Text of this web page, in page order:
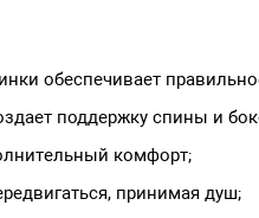
обеспечивает
поддержку спины и
комфорт;
принимая душ;